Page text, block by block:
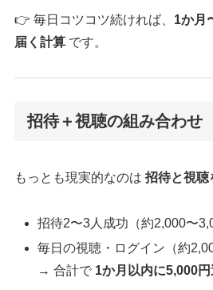
👉 毎日コツコツ続ければ、 1か月
届く計算 です。
招待＋視聴の組み合わせ
もっとも現実的なのは招待と視聴
招待2〜3人成功（約2,000〜
毎日の視聴・ログイン（約
→ 合計で 1か月以内に5,000